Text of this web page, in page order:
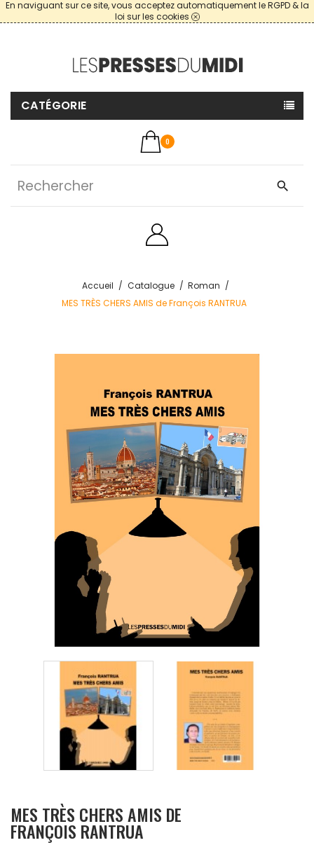
En naviguant sur ce site, vous acceptez automatiquement le RGPD & la
loi sur les cookies
CATÉGORIE
0
search
Accueil Catalogue
Roman
MES TRÈS CHERS AMIS de François RANTRUA
MES TRÈS CHERS AMIS DE
FRANÇOIS RANTRUA